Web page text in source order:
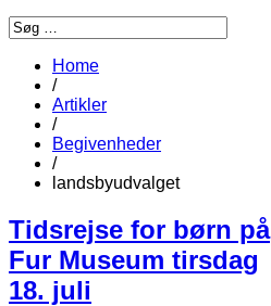
Home
/
Artikler
/
Begivenheder
/
landsbyudvalget
Tidsrejse for børn på
Fur Museum tirsdag
18. juli